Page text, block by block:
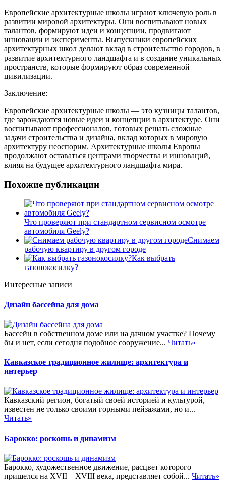
Европейские архитектурные школы играют ключевую роль в
развитии мировой архитектуры. Они воспитывают новых
талантов, формируют идеи и концепции, продвигают
инновации и эксперименты. Выпускники европейских
архитектурных школ делают вклад в строительство городов, в
развитие архитектурного ландшафта и в создание уникальных
пространств, которые формируют образ современной
цивилизации.
Заключение:
Европейские архитектурные школы — это кузницы талантов,
где зарождаются новые идеи и концепции в архитектуре. Они
воспитывают профессионалов, готовых решать сложные
задачи строительства и дизайна, вклад которых в мировую
архитектуру неоспорим. Архитектурные школы Европы
продолжают оставаться центрами творчества и инноваций,
влияя на будущее архитектурного ландшафта мира.
Похожие публикации
Что проверяют при стандартном сервисном осмотре
автомобиля Geely?
Снимаем
рабочую квартиру в другом городе
Как выбрать
газонокосилку?
Интересные записи
Дизайн бассейна для дома
Бассейн в собственном доме или на дачном участке? Почему
бы и нет, если сегодня подобное сооружение... Читать»
Кавказское традиционное жилище: архитектура и
интерьер
Кавказский регион, богатый своей историей и культурой,
известен не только своими горными пейзажами, но и...
Читать»
Барокко: роскошь и динамизм
Барокко, художественное движение, расцвет которого
пришелся на XVII—XVIII века, представляет собой... Читать»